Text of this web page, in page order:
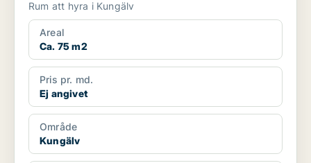
Rum att hyra i Kungälv
Areal
Ca. 75 m2
Pris pr. md.
Ej angivet
Område
Kungälv